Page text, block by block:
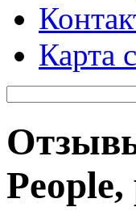
Карта
People,